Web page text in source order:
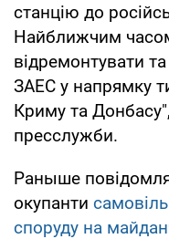
станцію до
Найближчим
відремонтувати та
ЗАЕС у напрямку
Криму та
пресслужби.
Раныше
окупанти
споруду на